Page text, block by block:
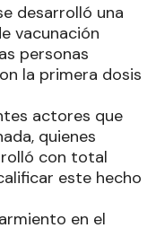
desarrolló una
vacunación
personas
la primera dosis
actores que
quienes
con total
este hecho
en el